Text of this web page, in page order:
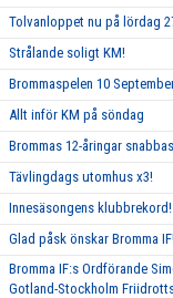
Tolvanloppet nu på lördag
Strålande soligt KM!
Brommaspelen 10
Allt inför KM på söndag
Brommas 12-åringar
Tävlingdags utomhus x3!
Innesäsongens klubbrekord!
Glad påsk önskar Bromma
Bromma IF:s Ordförande
Gotland-Stockholm